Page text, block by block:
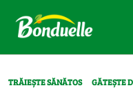
TRĂIEȘTE SĂNĂTOS GĂTEȘTE